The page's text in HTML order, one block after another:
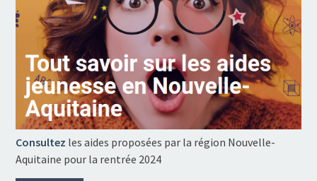
Consultez les aides proposées par la région Nouvelle-
Aquitaine pour la rentrée 2024